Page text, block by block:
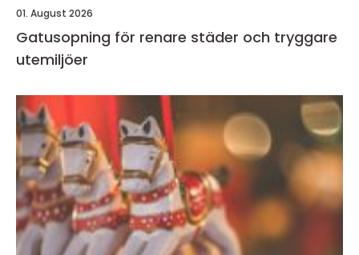
01. August 2026
Gatusopning för renare städer och tryggare
utemiljöer